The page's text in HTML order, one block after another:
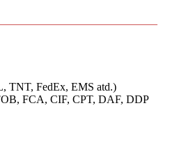
TNT, FedEx, EMS atd.)
FCA, CIF, CPT, DAF, DDP